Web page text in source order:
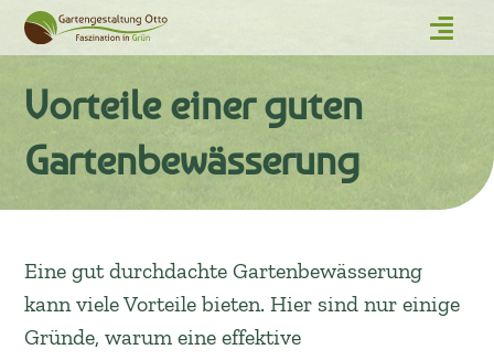
Vorteile einer guten
Gartenbewässerung
Eine gut durchdachte Gartenbewässerung
kann viele Vorteile bieten. Hier sind nur einige
Gründe, warum eine effektive